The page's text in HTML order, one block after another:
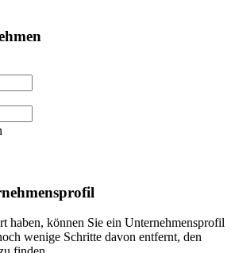
haben, können Sie ein Unternehmensprofil
wenige Schritte davon entfernt, den